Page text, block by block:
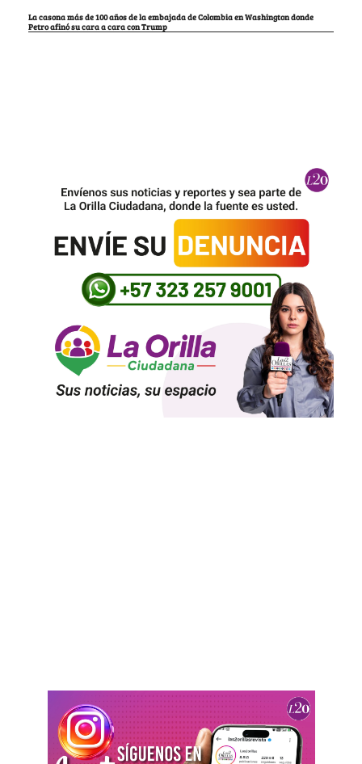
La casona más de 100 años de la embajada de Colombia en Washington donde
Petro afinó su cara a cara con Trump